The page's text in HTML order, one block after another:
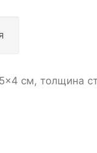
см, толщина